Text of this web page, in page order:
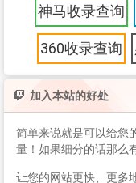
神马收录查询
360收录查询
加入本站的好处
简单来说就是可以给您
量！如果细分的话那么
让您的网站更快、更多